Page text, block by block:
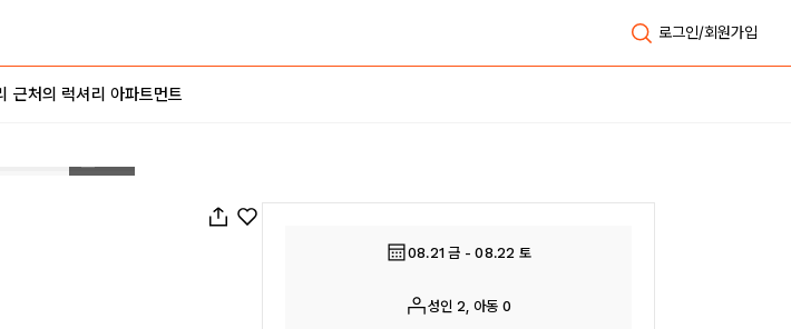
로그인/회원가입
근처의 럭셔리 아파트먼트
08.21 금 - 08.22 토
성인 2, 아동 0